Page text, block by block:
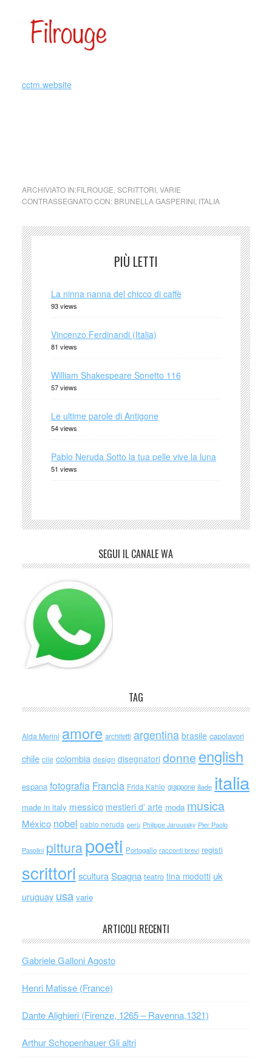
cctm.website
ARCHIVIATO IN:FILROUGE SCRITTORI, VARIE
CONTRASSEGNATO CON: BRUNELLA GASPERINI, ITALIA
PIÙ LETTI
La ninna nanna del chicco di caffè
93 views
Vincenzo Ferdinandi (Italia)
81 views
William Shakespeare Sonetto 116
57 views
Le ultime parole di Antigone
54 views
Pablo Neruda Sotto la tua pelle vive la luna
51 views
SEGUI IL CANALE WA
TAG
Alda Merini amore architetti argentina brasile capolavori
chile cile colombia design disegnatori donne english
espana fotografia Francia Frida Kahlo giappone iliade italia
made in italy messico mestieri d' arte moda musica
México nobel pablo neruda perù Philippe Jaroussky Pier Paolo
Pasolini pitturapoeti Portogallo racconti brevi registi
scrittori scultura Spagna teatro tina modotti uk
uruguay usa varie
ARTICOLI RECENTI
Gabriele Galloni Agosto
Henri Matisse (France)
Dante Alighieri (Firenze, 1265 – Ravenna,1321)
Arthur Schopenhauer Gli altri